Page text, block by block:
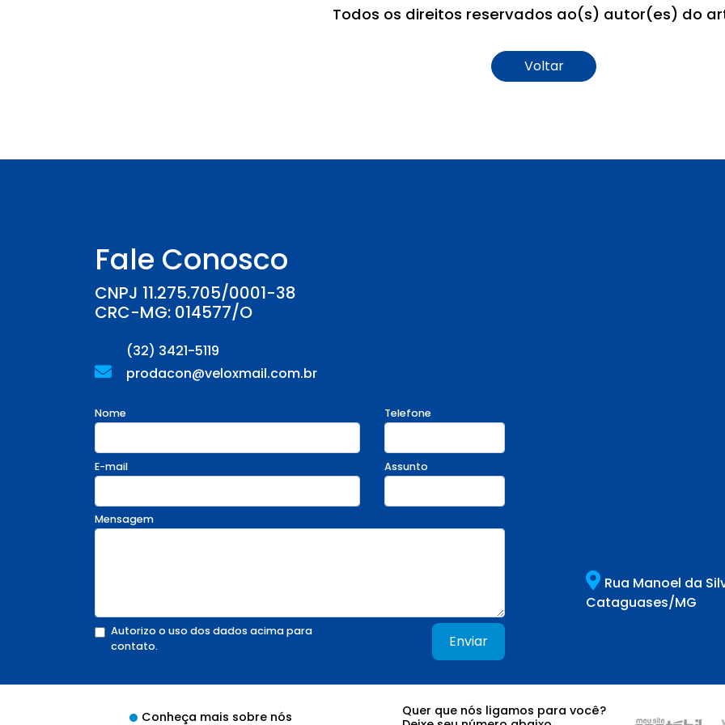
Todos os direitos reservados ao(s) autor(es) do
Voltar
Fale Conosco
CNPJ 11.275.705/0001-38
CRC-MG: 014577/O
(32) 3421-5119
prodacon@veloxmail.com.br
Nome Telefone
E-mail Assunto
Mensagem
Autorizo o uso dos dados acima para
contato.
Enviar
Rua Manoel da
Cataguases/MG
Conheça mais sobre nós
Quer que nós ligamos para você?